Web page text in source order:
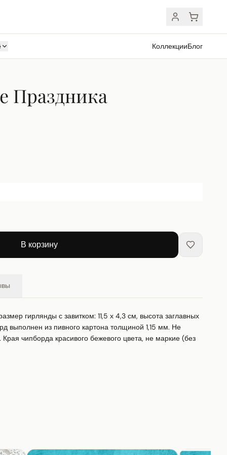
КоллекцииБлог
Праздника
В корзину
гирлянды с завитком: 11,5 х 4,3 см, высота заглавных
выполнен из пивного картона толщиной 1,15 мм. Не
чипборда красивого бежевого цвета, не маркие (без